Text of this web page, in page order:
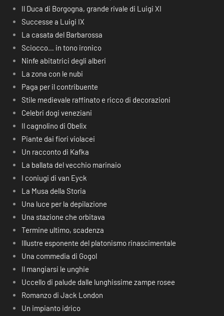
Il Duca di Borgogna, grande rivale di Luigi XI
Successe a Luigi IX
La casata del Barbarossa
Sciocco… in tono ironico
Ninfe abitatrici degli alberi
La zona con le nubi
Paga per il contribuente
Stile medievale raffinato e ricco di decorazioni
Celebri dogi veneziani
Il cagnolino di Obelix
Piante dai fiori violacei
Un racconto di Kafka
La ballata del vecchio marinaio
I coniugi di van Eyck
La Musa della Storia
Una luce per la depilazione
Una stazione che orbitava
Termine ultimo, scadenza
Illustre esponente del platonismo rinascimentale
Una commedia di Gogol
Il mangiarsi le unghie
Uccello di palude dalle lunghissime zampe rosee
Romanzo di Jack London
Un impianto idrico